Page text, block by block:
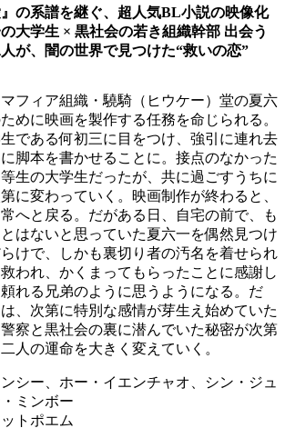
の系譜を継ぐ、超人気BL小説の映像化
大学生 × 黒社会の若き組織幹部 出会う
が、闇の世界で見つけた“救いの恋”
フィア組織・驍騎（ヒウケー）堂の夏六
めに映画を製作する任務を命じられる。
である何初三に目をつけ、強引に連れ去
脚本を書かせることに。接点のなかった
生の大学生だったが、共に過ごすうちに
に変わっていく。映画制作が終わると、
へと戻る。だがある日、自宅の前で、も
はないと思っていた夏六一を偶然見つけ
けで、しかも裏切り者の汚名を着せられ
われ、かくまってもらったことに感謝し
れる兄弟のように思うようになる。だ
、次第に特別な感情が芽生え始めていた
察と黒社会の裏に潜んでいた秘密が次第
人の運命を大きく変えていく。
シー、ホー・イエンチャオ、シン・ジュ
ミンボー
トポエム